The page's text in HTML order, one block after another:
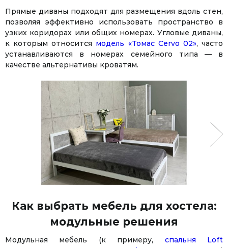
Прямые диваны подходят для размещения вдоль стен,
позволяя эффективно использовать пространство в
узких коридорах или общих номерах. Угловые диваны,
к которым относится модель «Томас Cervo 02», часто
устанавливаются в номерах семейного типа — в
качестве альтернативы кроватям.
Как выбрать мебель для хостела:
модульные решения
Модульная мебель (к примеру, спальня Loft